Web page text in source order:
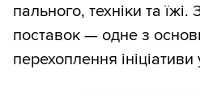
пального, техніки та
поставок — одне з
перехоплення ініціативи